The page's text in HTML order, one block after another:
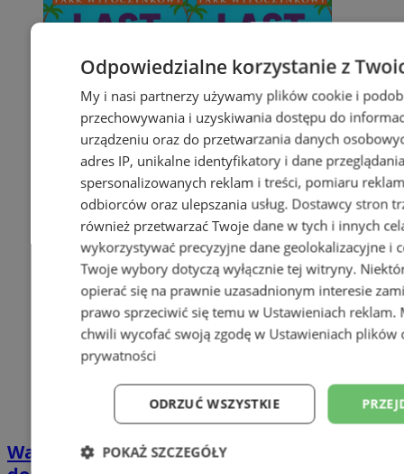
Wakacyjny wypoczynek nad Bałtykiem w
Odpowiedzialne korzystanie z
My i nasi partnerzy używamy plików cookie i
przechowywania i uzyskiwania dostępu do
urządzeniu oraz do przetwarzania danych
adres IP, unikalne identyfikatory i dane
spersonalizowanych reklam i treści, pomiaru
odbiorców oraz ulepszania usług. Dostawcy stron
również przetwarzać Twoje dane w tych i innych
wykorzystywać precyzyjne dane geolokalizacyjne i
Twoje wybory dotyczą wyłącznie tej witryny.
opierać się na prawnie uzasadnionym interesie
prawo sprzeciwić się temu w Ustawieniach reklam.
chwili wycofać swoją zgodę w Ustawieniach plików
prywatności
ODRZUĆ WSZYSTKIE
POKAŻ SZCZEGÓŁY